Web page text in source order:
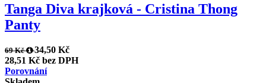
Tanga Diva krajková - Cristina Thong
Panty
69 Kč
34,50 Kč
28,51 Kč bez DPH
Porovnání